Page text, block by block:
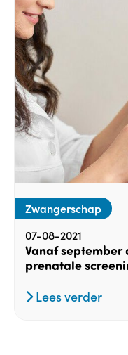
Zwangerschap
07-08-2021
Vanaf september
prenatale
Lees verder